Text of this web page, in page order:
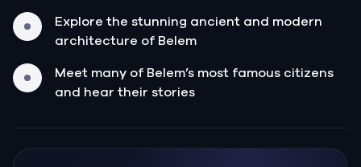
Explore the stunning ancient and modern
architecture of Belem
Meet many of Belem’s most famous citizens
and hear their stories